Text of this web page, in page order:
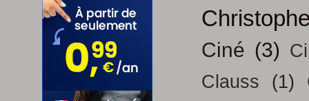
Ciné (3)
Clauss
(1)